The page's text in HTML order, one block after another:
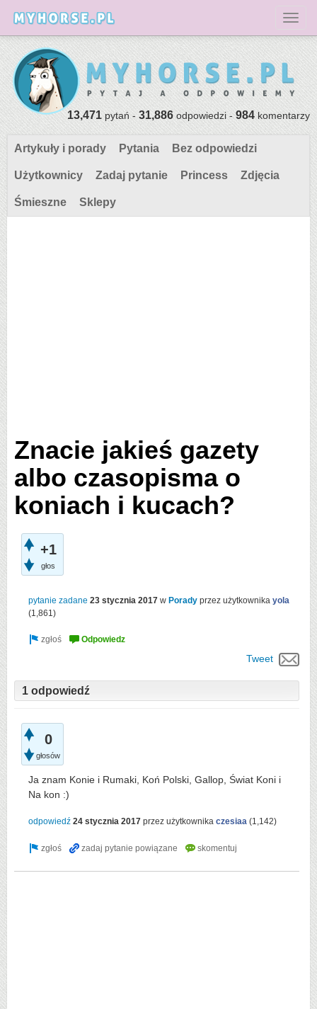
13,471pytań -31,886odpowiedzi -984komentarzy
Artykuły i porady Pytania Bez odpowiedzi
Użytkownicy Zadaj pytanie Princess Zdjęcia
Śmieszne Sklepy
Znacie jakieś gazety
albo czasopisma o
koniach i kucach?
+1
głos
pytanie zadane 23 stycznia 2017 w Porady przez użytkownika yola
(1,861)
Tweet
1 odpowiedź
0
głosów
Ja znam Konie i Rumaki, Koń Polski, Gallop, Świat Koni i
Na kon :)
odpowiedź 24 stycznia 2017 przez użytkownika czesiaa (1,142)